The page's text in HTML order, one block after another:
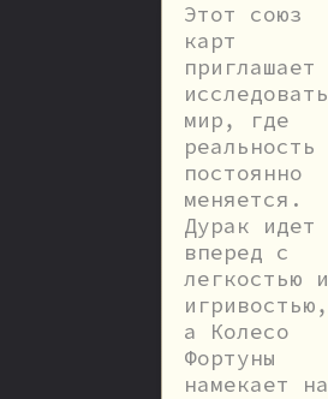
Этот союз
карт
приглашает
исследовать
мир, где
реальность
постоянно
меняется.
Дурак идет
вперед с
легкостью и
игривостью,
а Колесо
Фортуны
намекает на